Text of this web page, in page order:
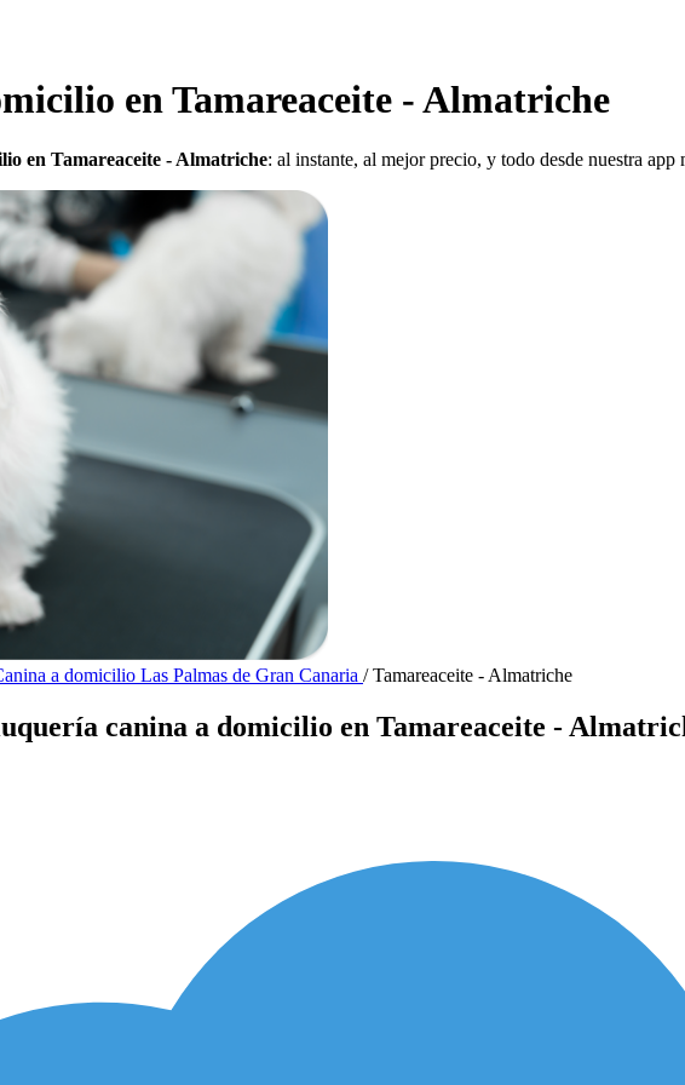
en Tamareaceite - Almatriche
en Tamareaceite - Almatriche: al instante, al mejor precio, y todo desde nuestra
a domicilio Las Palmas de Gran Canaria / Tamareaceite - Almatriche
canina a domicilio en Tamareaceite -